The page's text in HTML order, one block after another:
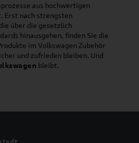
aus hochwertigen
Erst nach strengsten
über die gesetzlich
hinausgehen, finden Sie die
im Volkswagen Zubehör
und zufrieden bleiben. Und
bleibt.